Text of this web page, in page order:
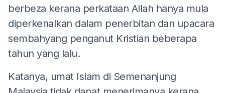
berbeza kerana perkataan Allah hanya mula
diperkenalkan dalam penerbitan dan upacara
sembahyang penganut Kristian beberapa
tahun yang lalu.
Katanya, umat Islam di Semenanjung